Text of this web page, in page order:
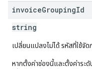
invoiceGroupingId
string
เปลี่ยนแปลงไม่ได้ รหัสที่ใช้จั
หากตั้งค่าช่องนี้และตั้งค่าระดั